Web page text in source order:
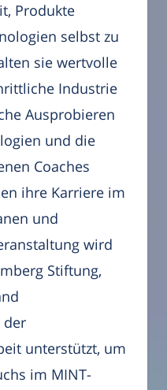
Produkte
selbst zu
sie wertvolle
Industrie
Ausprobieren
und die
Coaches
ihre Karriere im
und
wird
Stiftung,
der
unterstützt, um
im MINT-